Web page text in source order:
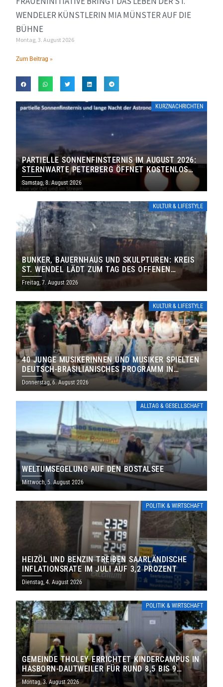
WENDELER KÜNSTLERIN MIA MÜNSTER AUF DIE
BÜHNE
Montag, 3. August 2026
Zum Beitrag »
KURZNACHRICHTEN
PARTIELLE SONNENFINSTERNIS IM AUGUST 2026:
STERNWARTE PETERBERG ÖFFNET KOSTENLOS
IHRE TORE
Samstag, 8. August 2026
KULTUR & LIFESTYLE
BUNKER, BAUERNHAUS UND SKULPTUREN: KREIS
ST. WENDEL LÄDT ZUM TAG DES OFFENEN
DENKMALS EIN
Freitag, 7. August 2026
KULTUR & LIFESTYLE
40 JUNGE MUSIKERINNEN UND MUSIKER SPIELTEN
DEUTSCH-BRASILIANISCHES PROGRAMM IN
THOLEY
Donnerstag, 6. August 2026
ALLTAG & GESELLSCHAFT
WELTUMSEGELUNG AUF DEN BOSTALSEE
Mittwoch, 5. August 2026
POLITIK & WIRTSCHAFT
HEIZÖL UND BENZIN TREIBEN SAARLÄNDISCHE
INFLATIONSRATE IM JULI AUF 3,2 PROZENT
Dienstag, 4. August 2026
POLITIK & WIRTSCHAFT
GEMEINDE THOLEY ERRICHTET KINDERCAMPUS IN
HASBORN-DAUTWEILER FÜR RUND 8,5 BIS 9
MILLIONEN EURO
Montag, 3. August 2026